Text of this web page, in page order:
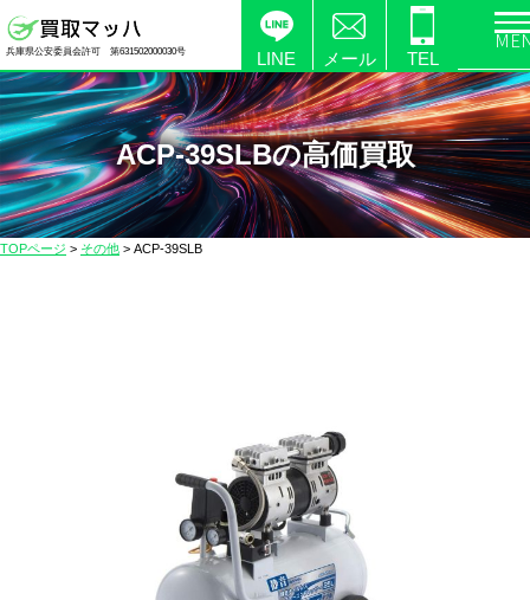
製
品
の
高
価
買
ハ】
送
料
無
料・
兵庫県公安委員会許可 第631502000030号 LINE メール TEL
ACP-39SLBの高価買取
TOPページ > その他 > ACP-39SLB